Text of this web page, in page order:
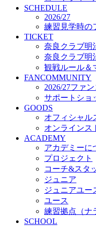
プロジェクト
コーチ&スタ
ジュニア
ジュニアユース
ユース
練習拠点（ナ
SCHOOL
CLUB
2026/27 パー
パートナー募
クラブ理念
クラブ情報
サステナビリ
Web制作支援
応援プロジェ
SCHEDULE
2026/27
練習見学時の
TICKET
奈良クラブ明
奈良クラブ明
観戦ルール＆
FANCOMMUNITY
2026/27ファ
サポートショ
GOODS
オフィシャル
オンラインス
ACADEMY
アカデミーに
プロジェクト
コーチ&スタ
ジュニア
ジュニアユー
ユース
練習拠点（ナ
SCHOOL